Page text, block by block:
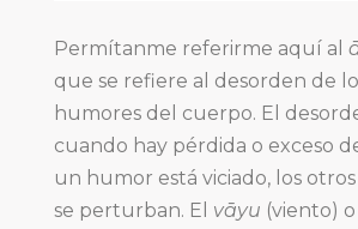
Permítanme referirme aquí al
que se refiere al desorden de
humores del cuerpo. El
cuando hay pérdida o exceso
un humor está viciado, los
se perturban. El vāyu (viento) o